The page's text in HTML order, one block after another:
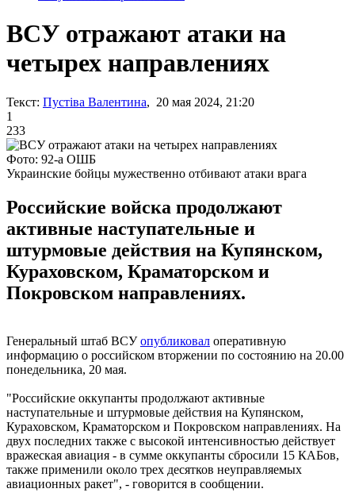
ВСУ отражают атаки на
четырех направлениях
Текст: Пустіва Валентина, 20 мая 2024, 21:20
1
233
Фото: 92-а ОШБ
Украинские бойцы мужественно отбивают атаки врага
Российские войска продолжают
активные наступательные и
штурмовые действия на Купянском,
Кураховском, Краматорском и
Покровском направлениях.
Генеральный штаб ВСУопубликовал оперативную
информацию о российском вторжении по состоянию на 20.00
понедельника, 20 мая.
"Российские оккупанты продолжают активные
наступательные и штурмовые действия на Купянском,
Кураховском, Краматорском и Покровском направлениях. На
двух последних также с высокой интенсивностью действует
вражеская авиация - в сумме оккупанты сбросили 15 КАБов,
также применили около трех десятков неуправляемых
авиационных ракет", - говорится в сообщении.